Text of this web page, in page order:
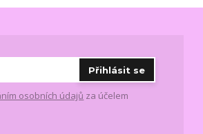
Přihlásit se
osobních údajů za účelem